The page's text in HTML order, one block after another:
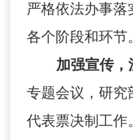
严格依法办事
各个阶段和环节。
加强宣传，
专题会议，研究
代表票决制工作